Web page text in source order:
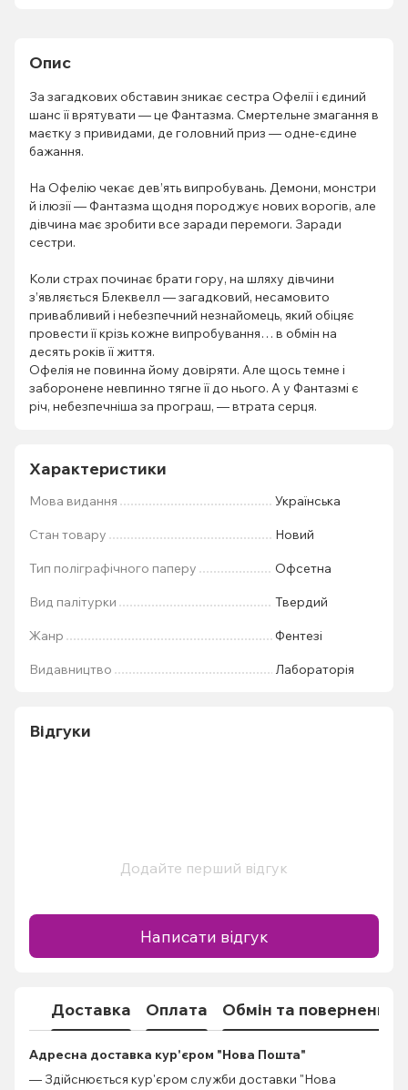
Опис
За загадкових обставин зникає сестра Офелії і єдиний
шанс її врятувати — це Фантазма. Смертельне змагання в
маєтку з привидами, де головний приз — одне-єдине
бажання.
На Офелію чекає дев’ять випробувань. Демони, монстри
й ілюзії — Фантазма щодня породжує нових ворогів, але
дівчина має зробити все заради перемоги. Заради
сестри.
Коли страх починає брати гору, на шляху дівчини
з’являється Блеквелл — загадковий, несамовито
привабливий і небезпечний незнайомець, який обіцяє
провести її крізь кожне випробування… в обмін на
десять років її життя.
Офелія не повинна йому довіряти. Але щось темне і
заборонене невпинно тягне її до нього. А у Фантазмі є
річ, небезпечніша за програш, — втрата серця.
Характеристики
Мова видання Українська
Стан товару Новий
Тип поліграфічного паперу Офсетна
Вид палітурки Твердий
Жанр Фентезі
Видавництво Лабораторія
Відгуки
Додайте перший відгук
Написати відгук
Доставка Оплата Обмін та повернення
Адресна доставка кур'єром "Нова Пошта"
— Здійснюється кур'єром служби доставки "Нова